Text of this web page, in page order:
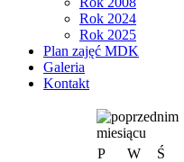
Rok 2024
Rok 2025
Plan zajęć MDK
Galeria
Kontakt
P
W Ś